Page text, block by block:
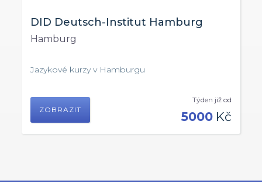
DID Deutsch-Institut Hamburg
Hamburg
Jazykové kurzy v Hamburgu
ZOBRAZIT
Týden již od
5000 Kč